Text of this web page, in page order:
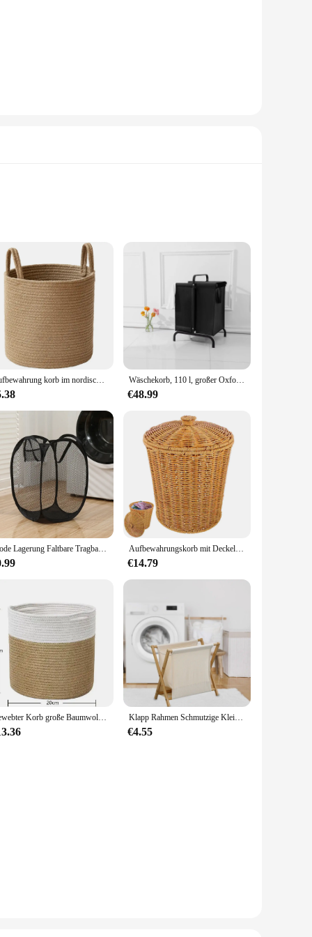
seamlessly with various interior decor styles. The
compartments, keeping darks and lights, or
to add or remove items. Whether you're looking to
tidy and organized.
color and sleek design blend seamlessly with any
of withstanding the rigors of daily use. Whether you're
it ideal for households with multiple family members or
that your laundry remains organized and hygienic. This
looking to stock high-quality, functional laundry
Aufbewahrung korb im nordischen Stil mit Griffen, Baumwoll-Wäsche korb, Spielzeug-Organizer, Schlafzimmer, Wohnzimmer Wäschekorb, 110 l, großer Oxford-Kleiderkorbsortierer, 2-teiliger Wäschesortierer mit Sortierkarten für Schlafzimmer, Badezimmer, Wohnheim
€48.99
Mode Lagerung Faltbare Tragbare Net Grid Wäsche Korb Schmutzige Kleidung Korb Schmutzige Kleidung Korb Hause Lagerung Kleidung Aufbewahrungskorb mit Deckel, Make-up-Organisation, Schlafzimmer, gewebte Kleidung, Wäscherei, Desktop, tragbarer Kleiderkorb
€14.79
Gewebter Korb große Baumwolle Wäsche korb Spielzeug schmutzige Kleidung Weben Home Organisation und Lagerung mit Griff große Behaglichkeit Klapp Rahmen Schmutzige Kleidung Korb Halten Schmutzig Wäsche Ordentlich Weg Gespeichert Einfach Tragen Langlebig Familie Wesentliche Open Top Design
€4.55